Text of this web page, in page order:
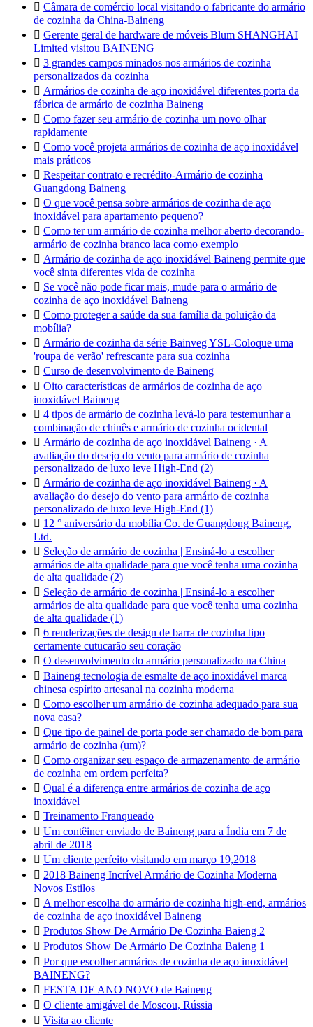
 Câmara de comércio local visitando o fabricante do armário
de cozinha da China-Baineng
 Gerente geral de hardware de móveis Blum SHANGHAI
Limited visitou BAINENG
 3 grandes campos minados nos armários de cozinha
personalizados da cozinha
 Armários de cozinha de aço inoxidável diferentes porta da
fábrica de armário de cozinha Baineng
 Como fazer seu armário de cozinha um novo olhar
rapidamente
 Como você projeta armários de cozinha de aço inoxidável
mais práticos
 Respeitar contrato e recrédito-Armário de cozinha
Guangdong Baineng
 O que você pensa sobre armários de cozinha de aço
inoxidável para apartamento pequeno?
 Como ter um armário de cozinha melhor aberto decorando-
armário de cozinha branco laca como exemplo
 Armário de cozinha de aço inoxidável Baineng permite que
você sinta diferentes vida de cozinha
 Se você não pode ficar mais, mude para o armário de
cozinha de aço inoxidável Baineng
 Como proteger a saúde da sua família da poluição da
mobília?
 Armário de cozinha da série Bainveg YSL-Coloque uma
'roupa de verão' refrescante para sua cozinha
 Curso de desenvolvimento de Baineng
 Oito características de armários de cozinha de aço
inoxidável Baineng
 4 tipos de armário de cozinha levá-lo para testemunhar a
combinação de chinês e armário de cozinha ocidental
 Armário de cozinha de aço inoxidável Baineng · A
avaliação do desejo do vento para armário de cozinha
personalizado de luxo leve High-End (2)
 Armário de cozinha de aço inoxidável Baineng · A
avaliação do desejo do vento para armário de cozinha
personalizado de luxo leve High-End (1)
 12 ° aniversário da mobília Co. de Guangdong Baineng,
Ltd.
 Seleção de armário de cozinha | Ensiná-lo a escolher
armários de alta qualidade para que você tenha uma cozinha
de alta qualidade (2)
 Seleção de armário de cozinha | Ensiná-lo a escolher
armários de alta qualidade para que você tenha uma cozinha
de alta qualidade (1)
 6 renderizações de design de barra de cozinha tipo
certamente cutucarão seu coração
 O desenvolvimento do armário personalizado na China
 Baineng tecnologia de esmalte de aço inoxidável marca
chinesa espírito artesanal na cozinha moderna
 Como escolher um armário de cozinha adequado para sua
nova casa?
 Que tipo de painel de porta pode ser chamado de bom para
armário de cozinha (um)?
 Como organizar seu espaço de armazenamento de armário
de cozinha em ordem perfeita?
 Qual é a diferença entre armários de cozinha de aço
inoxidável
 Treinamento Franqueado
 Um contêiner enviado de Baineng para a Índia em 7 de
abril de 2018
 Um cliente perfeito visitando em março 19,2018
 2018 Baineng Incrível Armário de Cozinha Moderna
Novos Estilos
 A melhor escolha do armário de cozinha high-end, armários
de cozinha de aço inoxidável Baineng
 Produtos Show De Armário De Cozinha Baieng 2
 Produtos Show De Armário De Cozinha Baieng 1
 Por que escolher armários de cozinha de aço inoxidável
BAINENG?
 FESTA DE ANO NOVO de Baineng
 O cliente amigável de Moscou, Rússia
 Visita ao cliente